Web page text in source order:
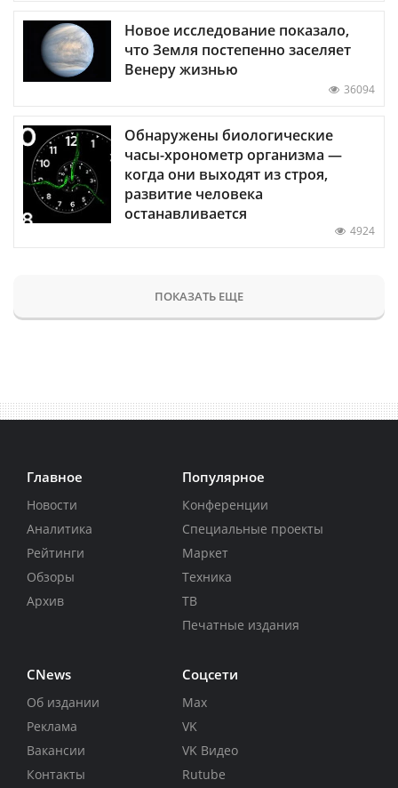
Новое исследование показало,
что Земля постепенно заселяет
Венеру жизнью
36094
Обнаружены биологические
часы-хронометр организма —
когда они выходят из строя,
развитие человека
останавливается
4924
ПОКАЗАТЬ ЕЩЕ
Главное
Новости
Аналитика
Рейтинги
Обзоры
Архив
Популярное
Конференции
Специальные проекты
Маркет
Техника
ТВ
Печатные издания
CNews
Об издании
Реклама
Вакансии
Контакты
Соцсети
Max
VK
VK Видео
Rutube